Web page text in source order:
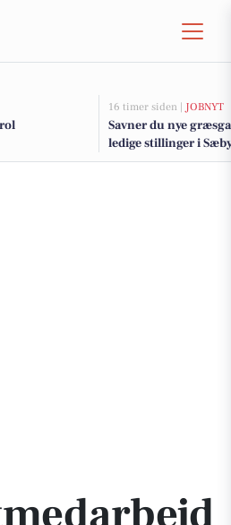
16 timer siden | JOBNYT
Savner du nye
ledige stillinger i
teknisk flair og passion for kundeservice